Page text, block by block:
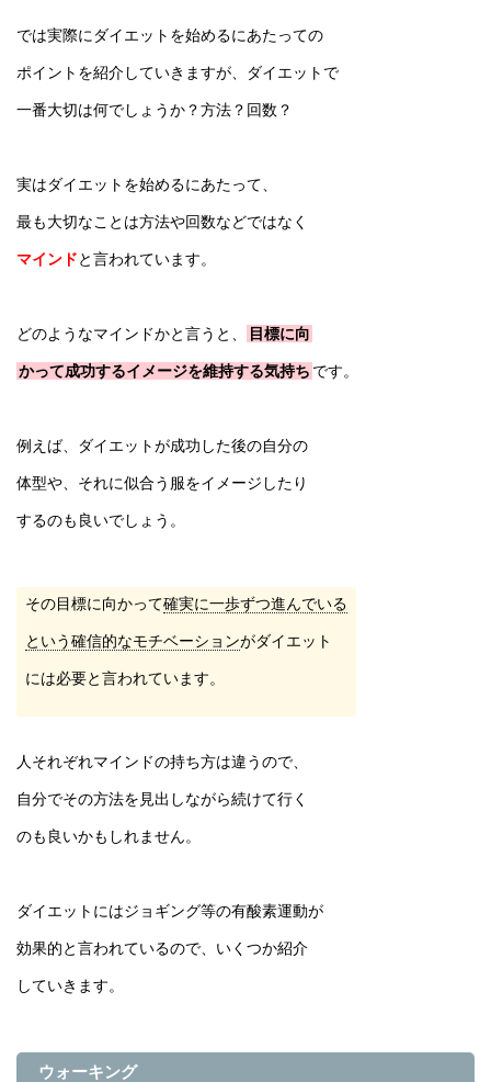
では実際にダイエットを始めるにあたっての
ポイントを紹介していきますが、ダイエットで
一番大切は何でしょうか？方法？回数？
実はダイエットを始めるにあたって、
最も大切なことは方法や回数などではなく
マインドと言われています。
どのようなマインドかと言うと、 目標に向
かって成功するイメージを維持する気持ち です。
例えば、ダイエットが成功した後の自分の
体型や、それに似合う服をイメージしたり
するのも良いでしょう。
その目標に向かって確実に一歩ずつ進んでいる
という確信的なモチベーションがダイエット
には必要と言われています。
人それぞれマインドの持ち方は違うので、
自分でその方法を見出しながら続けて行く
のも良いかもしれません。
ダイエットにはジョギング等の有酸素運動が
効果的と言われているので、いくつか紹介
していきます。
ウォーキング